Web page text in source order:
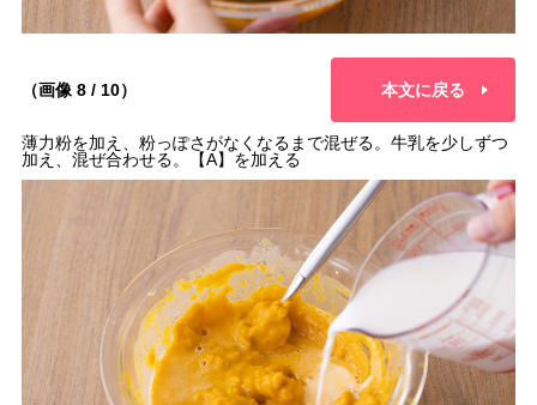
（画像 8 / 10） 本文に戻る
薄力粉を加え、粉っぽさがなくなるまで混ぜる。牛乳を少しずつ
加え、混ぜ合わせる。【A】を加える